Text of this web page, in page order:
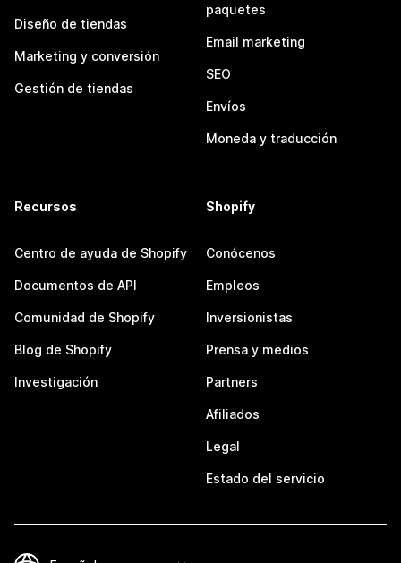
Diseño de tiendas
Marketing y conversión
Gestión de tiendas
paquetes
Email marketing
SEO
Envíos
Moneda y traducción
Recursos
Centro de ayuda de Shopify
Documentos de API
Comunidad de Shopify
Blog de Shopify
Investigación
Shopify
Conócenos
Empleos
Inversionistas
Prensa y medios
Partners
Afiliados
Legal
Estado del servicio